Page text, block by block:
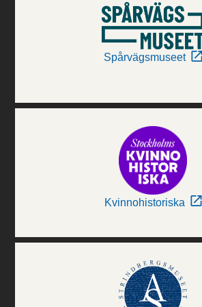
Spårvägsmuseet
Kvinnohistoriska